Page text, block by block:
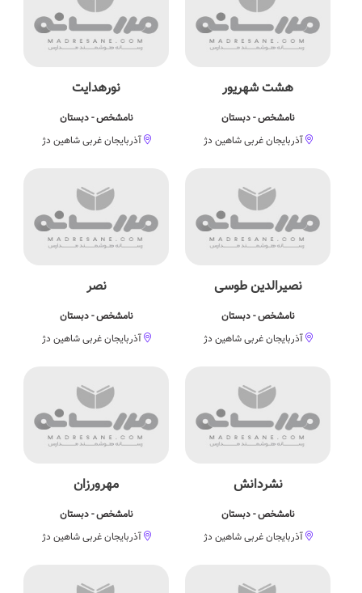
هشت شهریور
نامشخص - دبستان
آذربایجان غربی شاهین دژ
نورهدایت
نامشخص - دبستان
آذربایجان غربی شاهین دژ
نصیرالدین طوسی
نامشخص - دبستان
آذربایجان غربی شاهین دژ
نصر
نامشخص - دبستان
آذربایجان غربی شاهین دژ
نشردانش
نامشخص - دبستان
آذربایجان غربی شاهین دژ
مهرورزان
نامشخص - دبستان
آذربایجان غربی شاهین دژ